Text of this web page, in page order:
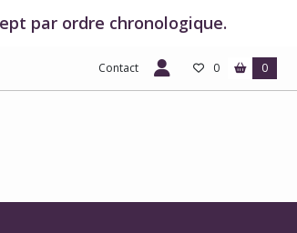
par ordre chronologique.
Contact 0 0